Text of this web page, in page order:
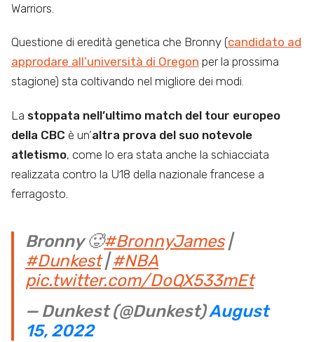
Warriors.
Questione di eredità genetica che Bronny (candidato ad
approdare all’università di Oregon per la prossima
stagione) sta coltivando nel migliore dei modi.
La stoppata nell’ultimo match del tour europeo
della CBC è un’altra prova del suo notevole
atletismo, come lo era stata anche la schiacciata
realizzata contro la U18 della nazionale francese a
ferragosto.
Bronny 🥵#BronnyJames|
#Dunkest|#NBA
pic.twitter.com/DoQX533mEt
— Dunkest (@Dunkest)August
15, 2022